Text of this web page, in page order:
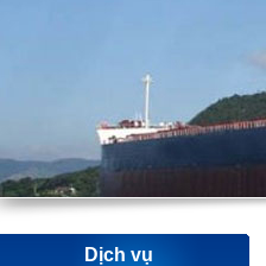
Dịch vụ